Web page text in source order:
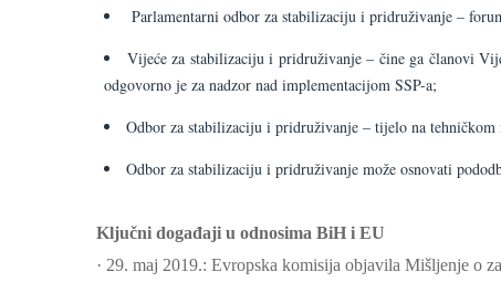
Parlamentarni odbor za stabilizaciju i pridruživanje –
Vijeće za stabilizaciju i pridruživanje – čine ga članovi
odgovorno je za nadzor nad implementacijom SSP-a;
Odbor za stabilizaciju i pridruživanje – tijelo na
Odbor za stabilizaciju i pridruživanje može osnovati
Ključni događaji u odnosima BiH i EU
· 29. maj 2019.: Evropska komisija objavila Mišljenje o